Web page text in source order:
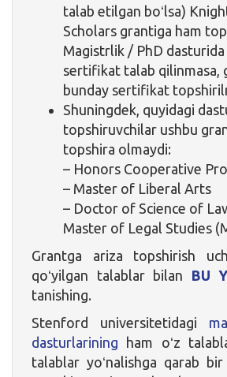
talab etilgan boʻlsa)
Scholars grantiga ham
Magistrlik / PhD dasturida
sertifikat talab qilinmasa,
bunday sertifikat
Shuningdek, quyidagi
topshiruvchilar ushbu
topshira olmaydi:
– Honors Cooperative
– Master of Liberal Arts
– Doctor of Science of
Master of Legal Studies
Grantga ariza topshirish
qoʻyilgan talablar bilan BU
tanishing.
Stenford universitetidagi
dasturlarining ham oʻz
talablar yoʻnalishga qarab